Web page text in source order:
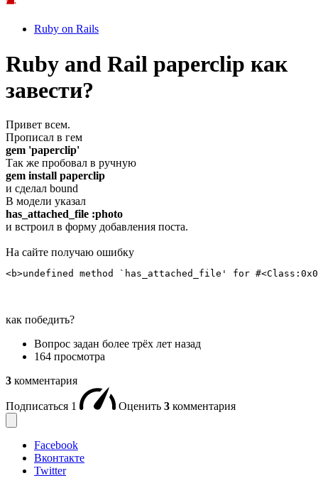
Ruby on Rails
Ruby and Rail paperclip как
завести?
Привет всем.
Прописал в гем
gem 'paperclip'
Так же пробовал в ручную
gem install paperclip
и сделал bound
В модели указал
has_attached_file :photo
и встроил в форму добавления поста.
На сайте получаю ошибку
<b>undefined method `has_attached_file' for
как победить?
Вопрос задан более трёх лет назад
164 просмотра
3 комментария
Подписаться 1 Оценить 3 комментария
Facebook
Вконтакте
Twitter